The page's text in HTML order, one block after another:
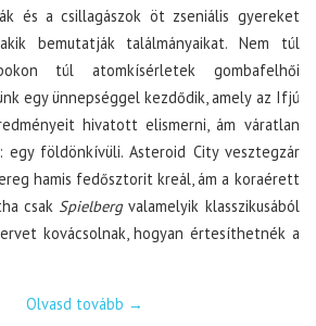
és a csillagászok öt zseniális gyereket
bemutatják találmányaikat. Nem túl
túl atomkísérletek gombafelhői
egy ünnepséggel kezdődik, amely az Ifjú
hivatott elismerni, ám váratlan
egy földönkívüli. Asteroid City vesztegzár
hamis fedősztorit kreál, ám a koraérett
csak Spielbergvalamelyik klasszikusából
kovácsolnak, hogyan értesíthetnék a
Olvasd tovább →